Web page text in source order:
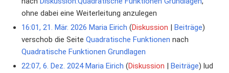
ohne dabei eine Weiterleitung anzulegen
16:01, 21. Mär. 2026 Maria Eirich Diskussion
Beiträge
verschob die Seite Quadratische Funktionen nach
Quadratische Funktionen Grundlagen
22:07, 6. Dez. 2024 Maria Eirich Diskussion Beiträge lud